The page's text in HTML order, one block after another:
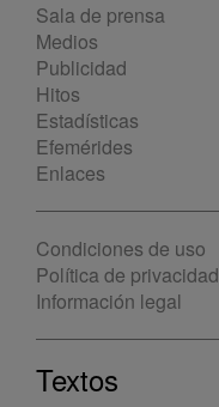
Sala de prensa
Medios
Publicidad
Hitos
Estadísticas
Efemérides
Enlaces
Condiciones de uso
Política de privacidad
Información legal
Textos